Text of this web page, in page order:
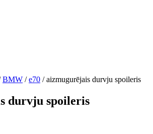
BMW /e70 / aizmugurējais durvju spoileris
durvju spoileris